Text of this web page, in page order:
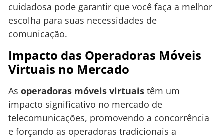
cuidadosa pode garantir que você faça a melhor
escolha para suas necessidades de
comunicação.
Impacto das Operadoras Móveis
Virtuais no Mercado
As operadoras móveis virtuais têm um
impacto significativo no mercado de
telecomunicações, promovendo a concorrência
e forçando as operadoras tradicionais a